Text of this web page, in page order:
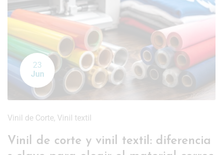
23
Jun
Vinil de Corte, Vinil textil
Vinil de corte y vinil textil: diferencia